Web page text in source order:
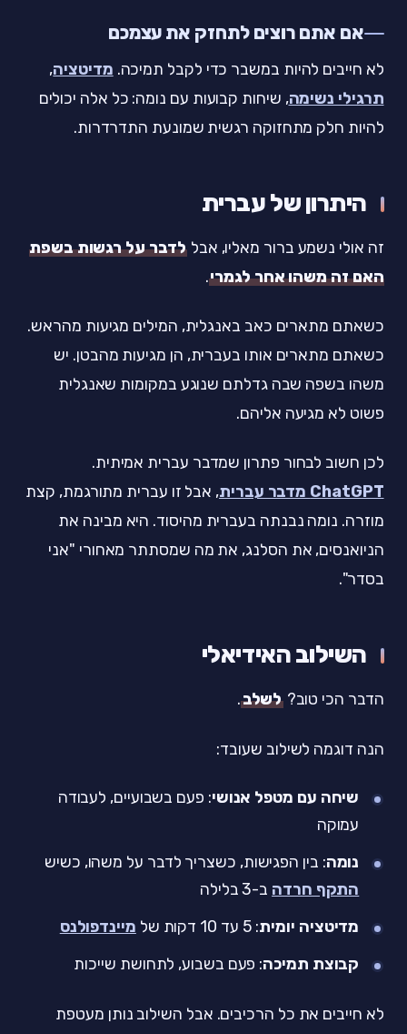
אם אתם רוצים לתחזק את עצמכם
לא חייבים להיות במשבר כדי לקבל תמיכה. מדיטציה,
תרגילי נשימה, שיחות קבועות עם נומה: כל אלה יכולים
להיות חלק מתחזוקה רגשית שמונעת התדרדרות.
היתרון של עברית
זה אולי נשמע ברור מאליו, אבללדבר על רגשות בשפת
האם זה משהו אחר לגמרי.
כשאתם מתארים כאב באנגלית, המילים מגיעות מהראש.
כשאתם מתארים אותו בעברית, הן מגיעות מהבטן. יש
משהו בשפה שבה גדלתם שנוגע במקומות שאנגלית
פשוט לא מגיעה אליהם.
לכן חשוב לבחור פתרון שמדבר עברית אמיתית.
ChatGPT מדבר עברית
, אבל זו עברית מתורגמת, קצת
מוזרה. נומה נבנתה בעברית מהיסוד. היא מבינה את
הניואנסים, את הסלנג, את מה שמסתתר מאחורי "אני
בסדר".
השילוב האידיאלי
הדבר הכי טוב?לשלב.
הנה דוגמה לשילוב שעובד:
שיחה עם מטפל אנושי: פעם בשבועיים, לעבודה
עמוקה
נומה: בין הפגישות, כשצריך לדבר על משהו, כשיש
התקף חרדה ב-3 בלילה
מדיטציה יומית: 5 עד 10 דקות של
מיינדפולנס
קבוצת תמיכה: פעם בשבוע, לתחושת שייכות
לא חייבים את כל הרכיבים. אבל השילוב נותן מעטפת